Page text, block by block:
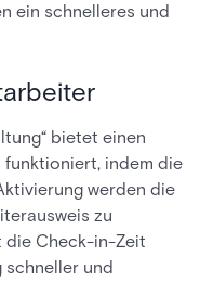
ein schnelleres und
bietet einen
indem die
werden die
zu
die Check-in-Zeit
schneller und